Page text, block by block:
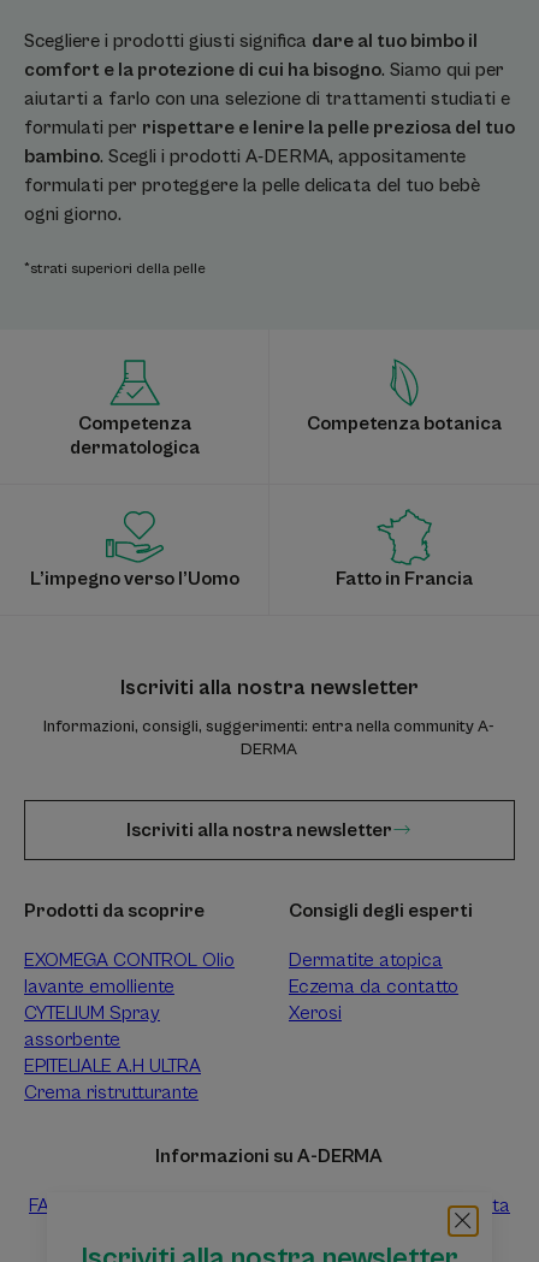
Scegliere i prodotti giusti significa dare al tuo bimbo il
comfort e la protezione di cui ha bisogno. Siamo qui per
aiutarti a farlo con una selezione di trattamenti studiati e
formulati per rispettare e lenire la pelle preziosa del tuo
bambino. Scegli i prodotti A-DERMA, appositamente
formulati per proteggere la pelle delicata del tuo bebè
ogni giorno.
*strati superiori della pelle
Competenza
dermatologica
Competenza botanica
L’impegno verso l’Uomo Fatto in Francia
Iscriviti alla nostra newsletter
Informazioni, consigli, suggerimenti: entra nella community A-
DERMA
Iscriviti alla nostra newsletter
Prodotti da scoprire
EXOMEGA CONTROL Olio
lavante emolliente
CYTELIUM Spray
assorbente
EPITELIALE A.H ULTRA
Crema ristrutturante
Consigli degli esperti
Dermatite atopica
Eczema da contatto
Xerosi
Informazioni su A-DERMA
FAQ
Raccolta differenziata dei prodotti vendita
Raccolta differenziata dei campioni prova gratuiti